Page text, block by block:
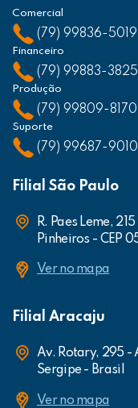
Comercial
(79) 99836-5019
Financeiro
(79) 99883-3825
Produção
(79) 99809-8170
Suporte
(79) 99687-9010
Filial São Paulo
R. Paes Leme,
Pinheiros - CEP
Ver no mapa
Filial Aracaju
Av. Rotary, 295
Sergipe - Brasil
Ver no mapa